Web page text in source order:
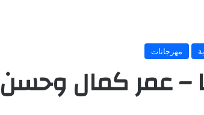
مهرجانات
– عمر كمال